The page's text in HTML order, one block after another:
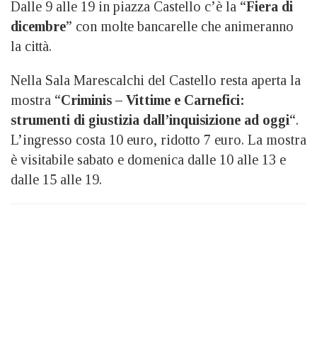
Dalle 9 alle 19 in piazza Castello c’è la “Fiera di
dicembre” con molte bancarelle che animeranno
la città.
Nella Sala Marescalchi del Castello resta aperta la
mostra “Criminis – Vittime e Carnefici:
strumenti di giustizia dall’inquisizione ad oggi“.
L’ingresso costa 10 euro, ridotto 7 euro. La mostra
è visitabile sabato e domenica dalle 10 alle 13 e
dalle 15 alle 19.